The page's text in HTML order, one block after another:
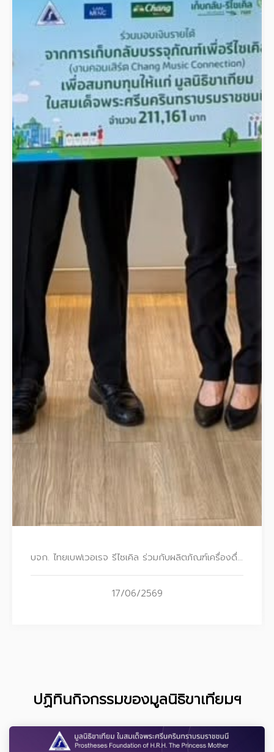
บจก. ไทยเบฟเวอเรจ รีไซเคิล ร่วมกับผลิตภัณฑ์เครื่องดื่มน้ำแร่ตราช้าง และ บมจ. จีเอ็มเอ็ม มิวสิค มอบเงินรายได้จากการเก็บบรรจุภัณฑ์ในงานคอนเสิร์ต Chang Music Connection แก่มูลนิธิขาเทียมฯ
17/06/2569
ปฏิทินกิจกรรมของมูลนิธิขาเทียมฯ